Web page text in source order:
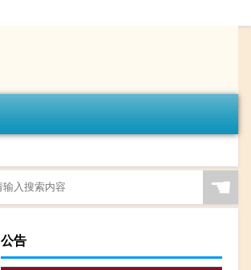
☚
公告